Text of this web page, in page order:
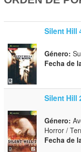
Silent Hill
Género:
Fecha de
Silent Hill
Género:
Horror /
Fecha de